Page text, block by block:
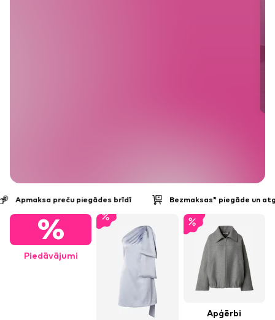
Bezmaksas* piegāde un
Apmaksa preču piegādes brīdī
%
Piedāvājumi
Apģērbi